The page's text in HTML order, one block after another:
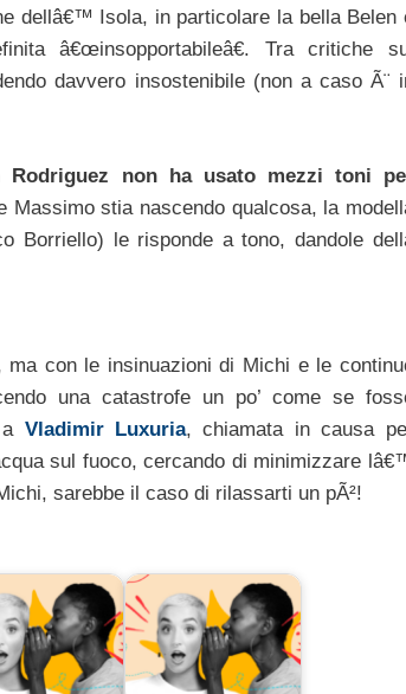
dellâ€™ Isola, in particolare la bella Belen
â€œinsopportabileâ€. Tra critiche
davvero insostenibile (non a caso Ã¨
Rodriguez non ha usato mezzi toni
stia nascendo qualcosa, la
Borriello) le risponde a tono, dandole
ma con le insinuazioni di Michi e le
una catastrofe un po’ come se
Vladimir Luxuria, chiamata in causa
sul fuoco, cercando di minimizzare
sarebbe il caso di rilassarti un pÃ²!